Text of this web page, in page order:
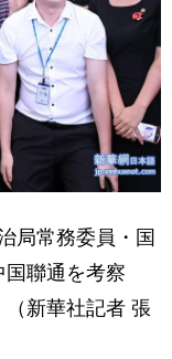
局常務委員・国
聯通を考察
（新華社記者 張